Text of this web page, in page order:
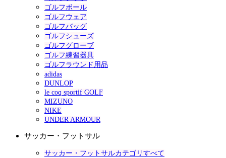
ゴルフボール
ゴルフウェア
ゴルフバッグ
ゴルフシューズ
ゴルフグローブ
ゴルフ練習器具
ゴルフラウンド用品
adidas
DUNLOP
le coq sportif GOLF
MIZUNO
NIKE
UNDER ARMOUR
サッカー・フットサル
サッカー・フットサルカテゴリすべて